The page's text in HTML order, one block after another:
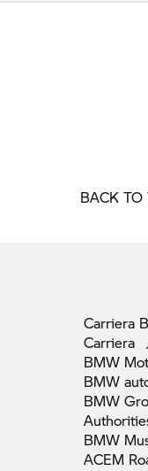
BACK TO
Carriera
Carriera
BMW
BMW
BMW
BMW
ACEM